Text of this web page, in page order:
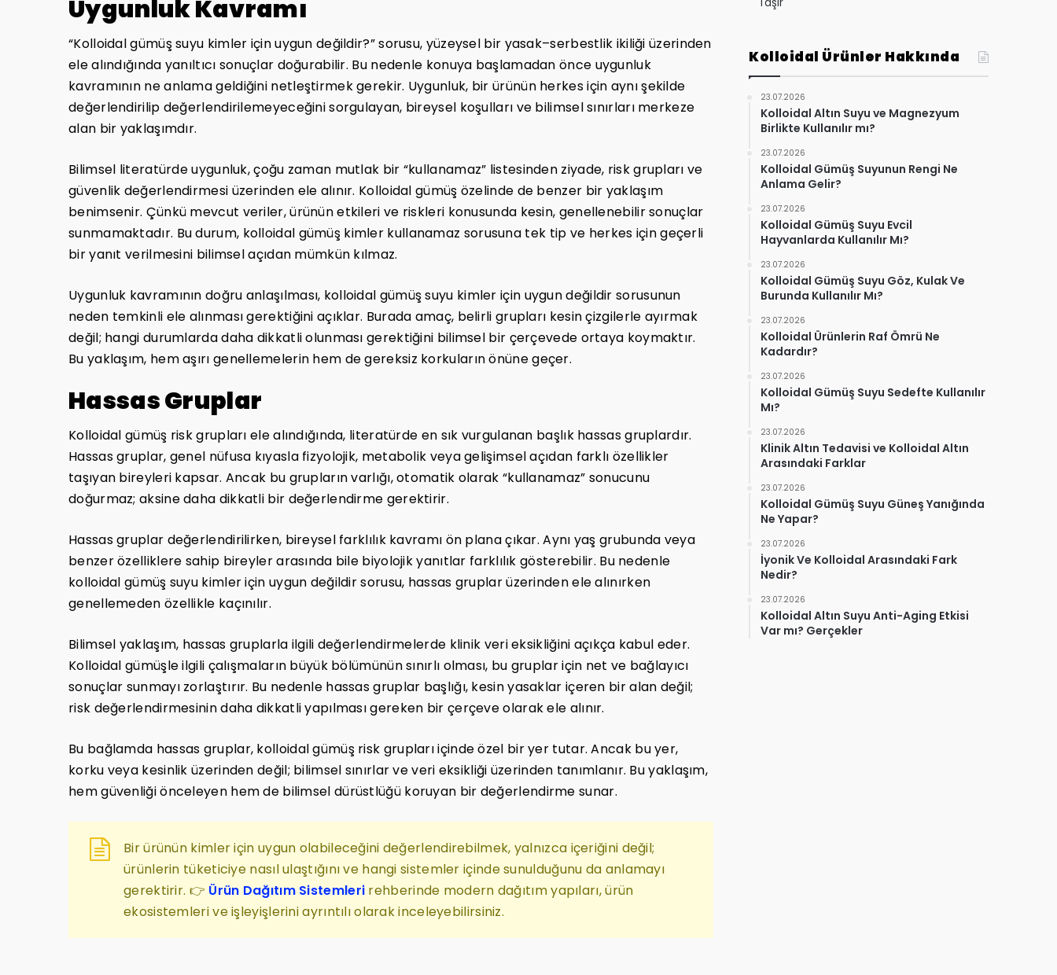
Uygunluk Kavramı
“Kolloidal gümüş suyu kimler için uygun değildir?” sorusu, yüzeysel bir yasak–serbestlik ikiliği üzerinden
ele alındığında yanıltıcı sonuçlar doğurabilir. Bu nedenle konuya başlamadan önce uygunluk
kavramının ne anlama geldiğini netleştirmek gerekir. Uygunluk, bir ürünün herkes için aynı şekilde
değerlendirilip değerlendirilemeyeceğini sorgulayan, bireysel koşulları ve bilimsel sınırları merkeze
alan bir yaklaşımdır.
Bilimsel literatürde uygunluk, çoğu zaman mutlak bir “kullanamaz” listesinden ziyade, risk grupları ve
güvenlik değerlendirmesi üzerinden ele alınır. Kolloidal gümüş özelinde de benzer bir yaklaşım
benimsenir. Çünkü mevcut veriler, ürünün etkileri ve riskleri konusunda kesin, genellenebilir sonuçlar
sunmamaktadır. Bu durum, kolloidal gümüş kimler kullanamaz sorusuna tek tip ve herkes için geçerli
bir yanıt verilmesini bilimsel açıdan mümkün kılmaz.
Uygunluk kavramının doğru anlaşılması, kolloidal gümüş suyu kimler için uygun değildir sorusunun
neden temkinli ele alınması gerektiğini açıklar. Burada amaç, belirli grupları kesin çizgilerle ayırmak
değil; hangi durumlarda daha dikkatli olunması gerektiğini bilimsel bir çerçevede ortaya koymaktır.
Bu yaklaşım, hem aşırı genellemelerin hem de gereksiz korkuların önüne geçer.
Hassas Gruplar
Kolloidal gümüş risk grupları ele alındığında, literatürde en sık vurgulanan başlık hassas gruplardır.
Hassas gruplar, genel nüfusa kıyasla fizyolojik, metabolik veya gelişimsel açıdan farklı özellikler
taşıyan bireyleri kapsar. Ancak bu grupların varlığı, otomatik olarak “kullanamaz” sonucunu
doğurmaz; aksine daha dikkatli bir değerlendirme gerektirir.
Hassas gruplar değerlendirilirken, bireysel farklılık kavramı ön plana çıkar. Aynı yaş grubunda veya
benzer özelliklere sahip bireyler arasında bile biyolojik yanıtlar farklılık gösterebilir. Bu nedenle
kolloidal gümüş suyu kimler için uygun değildir sorusu, hassas gruplar üzerinden ele alınırken
genellemeden özellikle kaçınılır.
Bilimsel yaklaşım, hassas gruplarla ilgili değerlendirmelerde klinik veri eksikliğini açıkça kabul eder.
Kolloidal gümüşle ilgili çalışmaların büyük bölümünün sınırlı olması, bu gruplar için net ve bağlayıcı
sonuçlar sunmayı zorlaştırır. Bu nedenle hassas gruplar başlığı, kesin yasaklar içeren bir alan değil;
risk değerlendirmesinin daha dikkatli yapılması gereken bir çerçeve olarak ele alınır.
Bu bağlamda hassas gruplar, kolloidal gümüş risk grupları içinde özel bir yer tutar. Ancak bu yer,
korku veya kesinlik üzerinden değil; bilimsel sınırlar ve veri eksikliği üzerinden tanımlanır. Bu yaklaşım,
hem güvenliği önceleyen hem de bilimsel dürüstlüğü koruyan bir değerlendirme sunar.
Bir ürünün kimler için uygun olabileceğini değerlendirebilmek, yalnızca içeriğini değil;
ürünlerin tüketiciye nasıl ulaştığını ve hangi sistemler içinde sunulduğunu da anlamayı
gerektirir. 👉 Ürün Dağıtım Sistemleri rehberinde modern dağıtım yapıları, ürün
ekosistemleri ve işleyişlerini ayrıntılı olarak inceleyebilirsiniz.
Kolloidal Ürünler Hakkında
23.07.2026
Kolloidal Altın Suyu ve Magnezyum
Birlikte Kullanılır mı?
23.07.2026
Kolloidal Gümüş Suyunun Rengi Ne
Anlama Gelir?
23.07.2026
Kolloidal Gümüş Suyu Evcil
Hayvanlarda Kullanılır Mı?
23.07.2026
Kolloidal Gümüş Suyu Göz, Kulak Ve
Burunda Kullanılır Mı?
23.07.2026
Kolloidal Ürünlerin Raf Ömrü Ne
Kadardır?
23.07.2026
Kolloidal Gümüş Suyu Sedefte Kullanılır
Mı?
23.07.2026
Klinik Altın Tedavisi ve Kolloidal Altın
Arasındaki Farklar
23.07.2026
Kolloidal Gümüş Suyu Güneş Yanığında
Ne Yapar?
23.07.2026
İyonik Ve Kolloidal Arasındaki Fark
Nedir?
23.07.2026
Kolloidal Altın Suyu Anti-Aging Etkisi
Var mı? Gerçekler